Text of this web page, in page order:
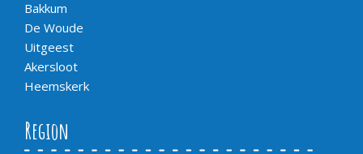
Bakkum
De Woude
Uitgeest
Akersloot
Heemskerk
Region